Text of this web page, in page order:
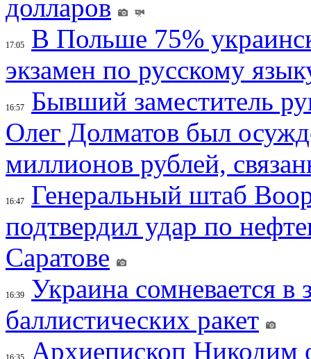
долларов
17:05
В Польше 75%
экзамен по русскому
16:57
Бывший заместитель
Олег Долматов был
миллионов рублей,
16:47
Генеральный штаб
подтвердил удар по
Саратове
16:39
Украина сомневается в
баллистических ракет
Архиепископ